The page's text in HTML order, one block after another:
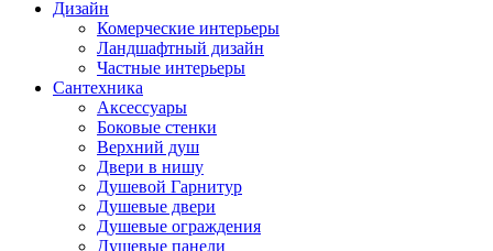
Дизайн
Комерческие интерьеры
Ландшафтный дизайн
Частные интерьеры
Сантехника
Аксессуары
Боковые стенки
Верхний душ
Двери в нишу
Душевой Гарнитур
Душевые двери
Душевые ограждения
Душевые панели